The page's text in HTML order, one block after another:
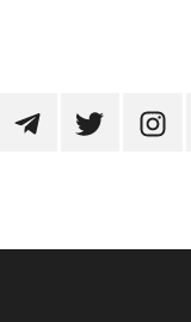
TelegramTwitter